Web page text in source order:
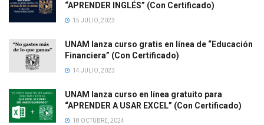
“APRENDER INGLÉS” (Con Certificado)
15 JULIO, 2023
UNAM lanza curso gratis en línea de “Educación
Financiera” (Con Certificado)
14 JULIO, 2023
UNAM lanza curso en línea gratuito para
“APRENDER A USAR EXCEL” (Con Certificado)
18 OCTUBRE, 2024